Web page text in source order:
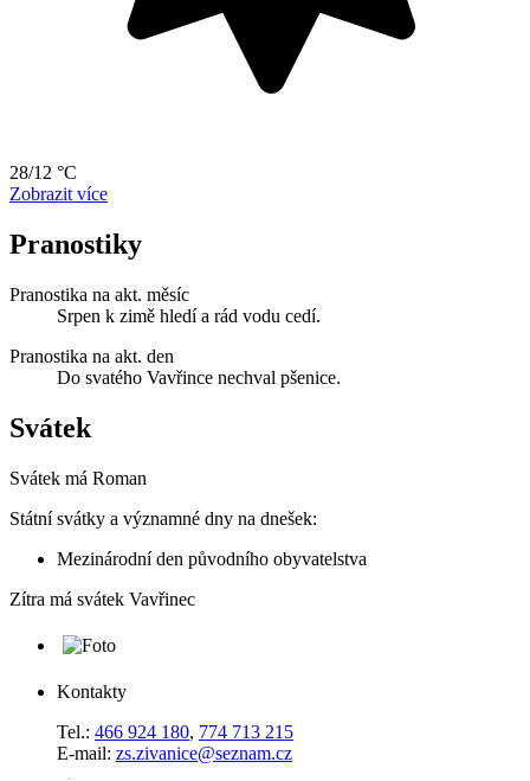
28/12 °C
Zobrazit více
Pranostiky
Pranostika na akt. měsíc
Srpen k zimě hledí a rád vodu cedí.
Pranostika na akt. den
Do svatého Vavřince nechval pšenice.
Svátek
Svátek má Roman
Státní svátky a významné dny na dnešek:
Mezinárodní den původního obyvatelstva
Zítra má svátek Vavřinec
Kontakty
Tel.: 466 924 180, 774 713 215
E-mail: zs.zivanice@seznam.cz